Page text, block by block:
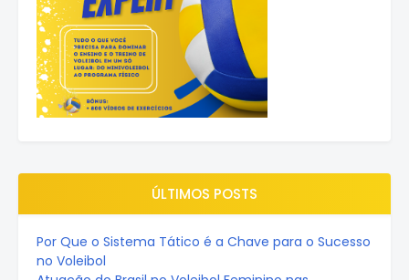
ÚLTIMOS POSTS
Por Que o Sistema Tático é a Chave para o Sucesso
no Voleibol